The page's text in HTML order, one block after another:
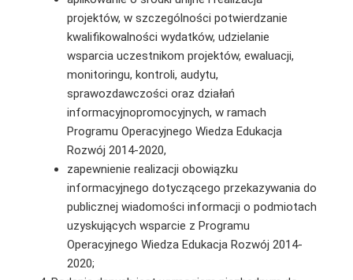
projektów, w szczególności potwierdzanie
kwalifikowalności wydatków, udzielanie
wsparcia uczestnikom projektów, ewaluacji,
monitoringu, kontroli, audytu,
sprawozdawczości oraz działań
informacyjnopromocyjnych, w ramach
Programu Operacyjnego Wiedza Edukacja
Rozwój 2014-2020,
zapewnienie realizacji obowiązku
informacyjnego dotyczącego przekazywania do
publicznej wiadomości informacji o podmiotach
uzyskujących wsparcie z Programu
Operacyjnego Wiedza Edukacja Rozwój 2014-
2020;